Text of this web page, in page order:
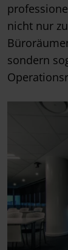
nicht nur
sondern